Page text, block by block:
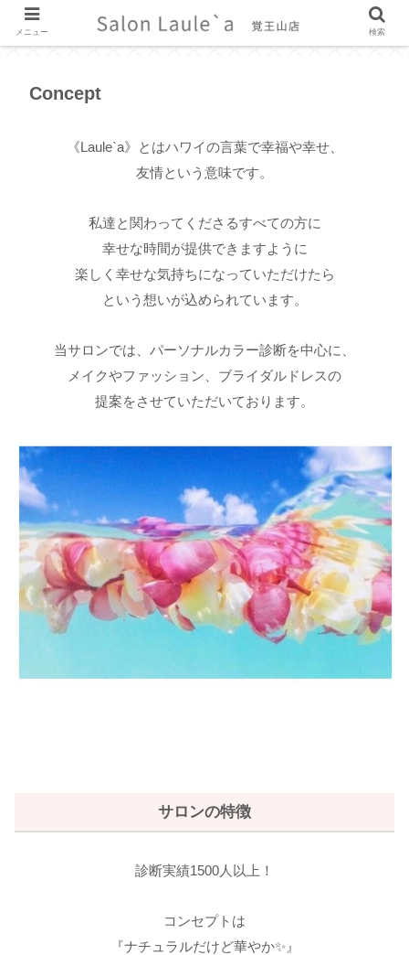
Concept
《Laule`a》とはハワイの言葉で幸福や幸せ、
友情という意味です。
私達と関わってくださるすべての方に
幸せな時間が提供できますように
楽しく幸せな気持ちになっていただけたら
という想いが込められています。
当サロンでは、パーソナルカラー診断を中心に、
メイクやファッション、ブライダルドレスの
提案をさせていただいております。
サロンの特徴
診断実績1500人以上！
コンセプトは
『ナチュラルだけど華やか✨』
メニュー 検索